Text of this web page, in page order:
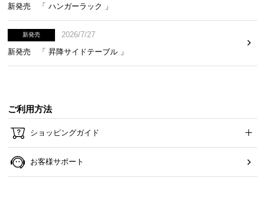
新発売 「 ハンガーラック 」
新発売
2026/7/27
新発売 「 昇降サイドテーブル 」
ご利用方法
ショッピングガイド
お客様サポート